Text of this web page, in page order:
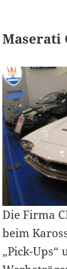
Maserati
Die Firma
beim
„Pick-